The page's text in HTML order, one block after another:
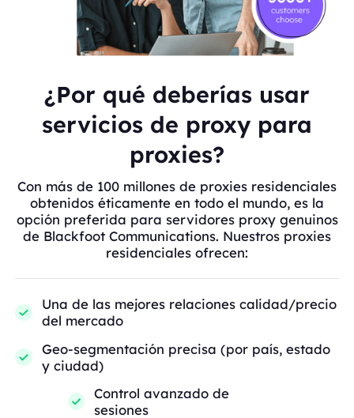
¿Por qué deberías usar
servicios de proxy para
proxies?
Con más de 100 millones de proxies residenciales
obtenidos éticamente en todo el mundo, es la
opción preferida para servidores proxy genuinos
de Blackfoot Communications. Nuestros proxies
residenciales ofrecen:
Una de las mejores relaciones calidad/precio
del mercado
Geo-segmentación precisa (por país, estado
y ciudad)
Control avanzado de
sesiones